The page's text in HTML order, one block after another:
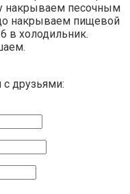
накрываем песочным
накрываем пищевой
в холодильник.
с друзьями: